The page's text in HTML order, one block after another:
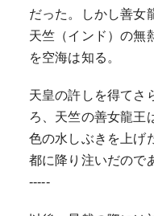
だった。しかし善女
天竺（インド）の無
を空海は知る。
天皇の許しを得てさ
ろ、天竺の善女龍王
色の水しぶきを上げ
都に降り注いだので
-----